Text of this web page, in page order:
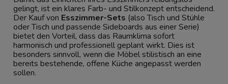
gelingt, ist ein klares Farb- und Stilkonzept entscheidend.
Der Kauf von Esszimmer-Sets (also Tisch und Stühle
oder Tisch und passende Sideboards aus einer Serie)
bietet den Vorteil, dass das Raumklima sofort
harmonisch und professionell geplant wirkt. Dies ist
besonders sinnvoll, wenn die Möbel stilistisch an eine
bereits bestehende, offene Küche angepasst werden
sollen.